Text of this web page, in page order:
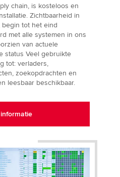
chain, is kosteloos en
Zichtbaarheid in
tot het eind
met alle systemen in ons
van actuele
status Veel gebruikte
tot: verladers,
zoekopdrachten en
leesbaar beschikbaar.